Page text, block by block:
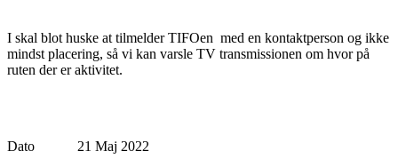
I skal blot huske at tilmelder TIFOen med en kontaktperson og ikke
mindst placering, så vi kan varsle TV transmissionen om hvor på
ruten der er aktivitet.
Dato 21 Maj 2022